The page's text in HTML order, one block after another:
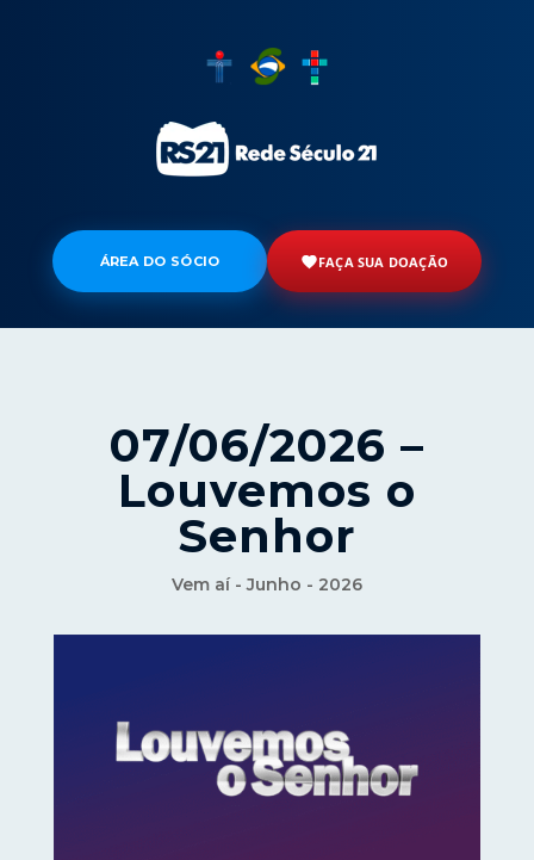
ÁREA DO SÓCIO FAÇA SUA DOAÇÃO
07/06/2026 –
Louvemos o
Senhor
Vem aí - Junho - 2026